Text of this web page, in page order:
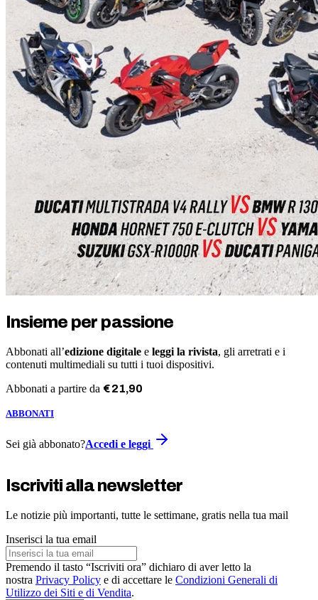
Insieme per passione
Abbonati all’edizione digitale e leggi la rivista, gli arretrati e i
contenuti multimediali su tutti i tuoi dispositivi.
Abbonati a partire da €21,90
ABBONATI
Sei già abbonato?Accedi e leggi
Iscriviti alla newsletter
Le notizie più importanti, tutte le settimane, gratis nella tua mail
Inserisci la tua email
Premendo il tasto “Iscriviti ora” dichiaro di aver letto la
nostra Privacy Policy e di accettare le Condizioni Generali di
Utilizzo dei Siti e di Vendita.